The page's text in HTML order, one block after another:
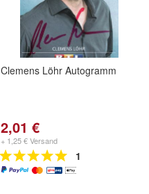
Clemens Löhr Autogramm
2,01 €
+ 1,25 € Versand
1